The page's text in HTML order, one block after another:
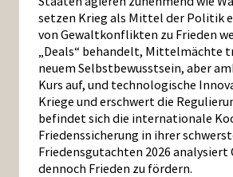
setzen Krieg als Mittel der Politik
von Gewaltkonflikten zu Frieden
„Deals“ behandelt, Mittelmächte
neuem Selbstbewusstsein, aber
Kurs auf, und technologische
Kriege und erschwert die
befindet sich die internationale
Friedenssicherung in ihrer
Friedensgutachten 2026 analysiert
dennoch Frieden zu fördern.